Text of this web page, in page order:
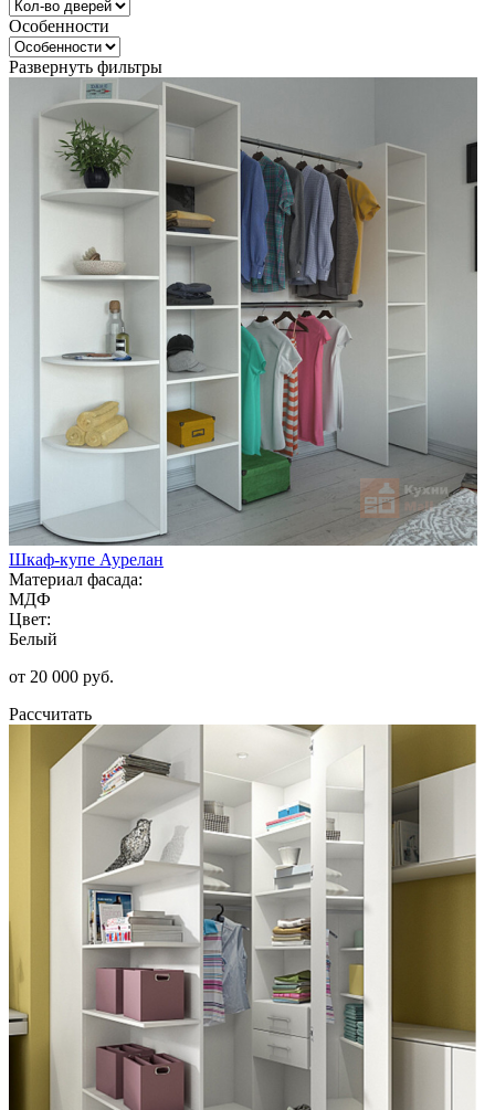
Особенности
Развернуть фильтры
Шкаф-купе Аурелан
Материал фасада:
МДФ
Цвет:
Белый
от 20 000 руб.
Рассчитать